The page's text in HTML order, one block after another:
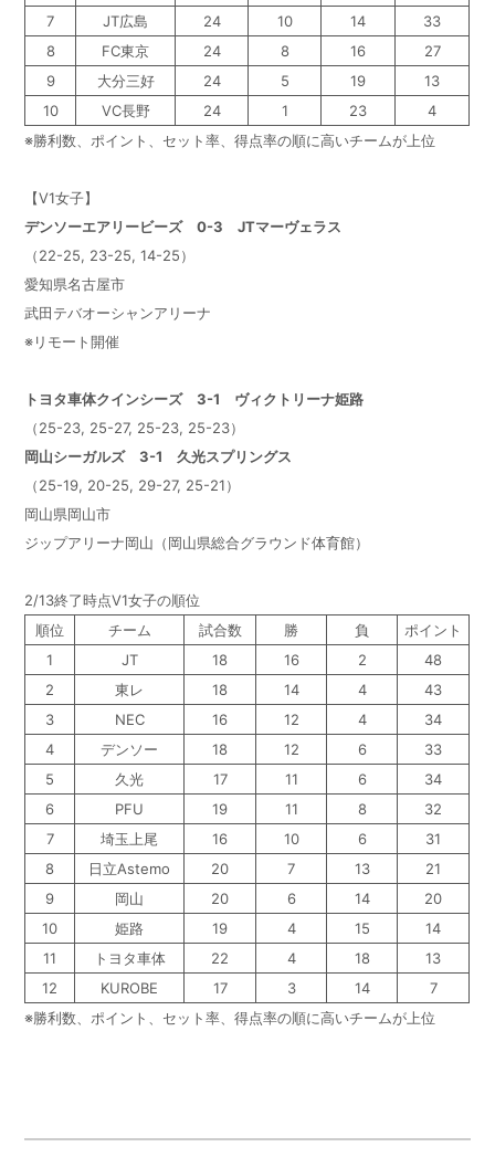
7
JT広島 24 10 14
33
8
FC東京 24 8 16
27
9
大分三好 24 5 19
13
10
VC長野 24 1 23
4
※勝利数、ポイント、セット率、得点率の順に高いチームが上位
【V1女子】
デンソーエアリービーズ 0-3 JTマーヴェラス
（22-25, 23-25, 14-25）
愛知県名古屋市
武田テバオーシャンアリーナ
※リモート開催
トヨタ車体クインシーズ 3-1 ヴィクトリーナ姫路
（25-23, 25-27, 25-23, 25-23）
岡山シーガルズ 3-1 久光スプリングス
（25-19, 20-25, 29-27, 25-21）
岡山県岡山市
ジップアリーナ岡山（岡山県総合グラウンド体育館）
2/13終了時点V1女子の順位
順位
チーム 試合数 勝 負
ポイント
1
JT 18 16 2
48
2
東レ 18 14 4
43
3
NEC 16 12 4
34
4
デンソー 18 12 6
33
5
久光 17 11 6
34
6
PFU 19 11 8
32
7
埼玉上尾 16 10 6
31
8
日立Astemo 20 7 13
21
9
岡山 20 6 14
20
10
姫路 19 4 15
14
11
トヨタ車体 22 4 18
13
12
KUROBE 17 3 14
7
※勝利数、ポイント、セット率、得点率の順に高いチームが上位